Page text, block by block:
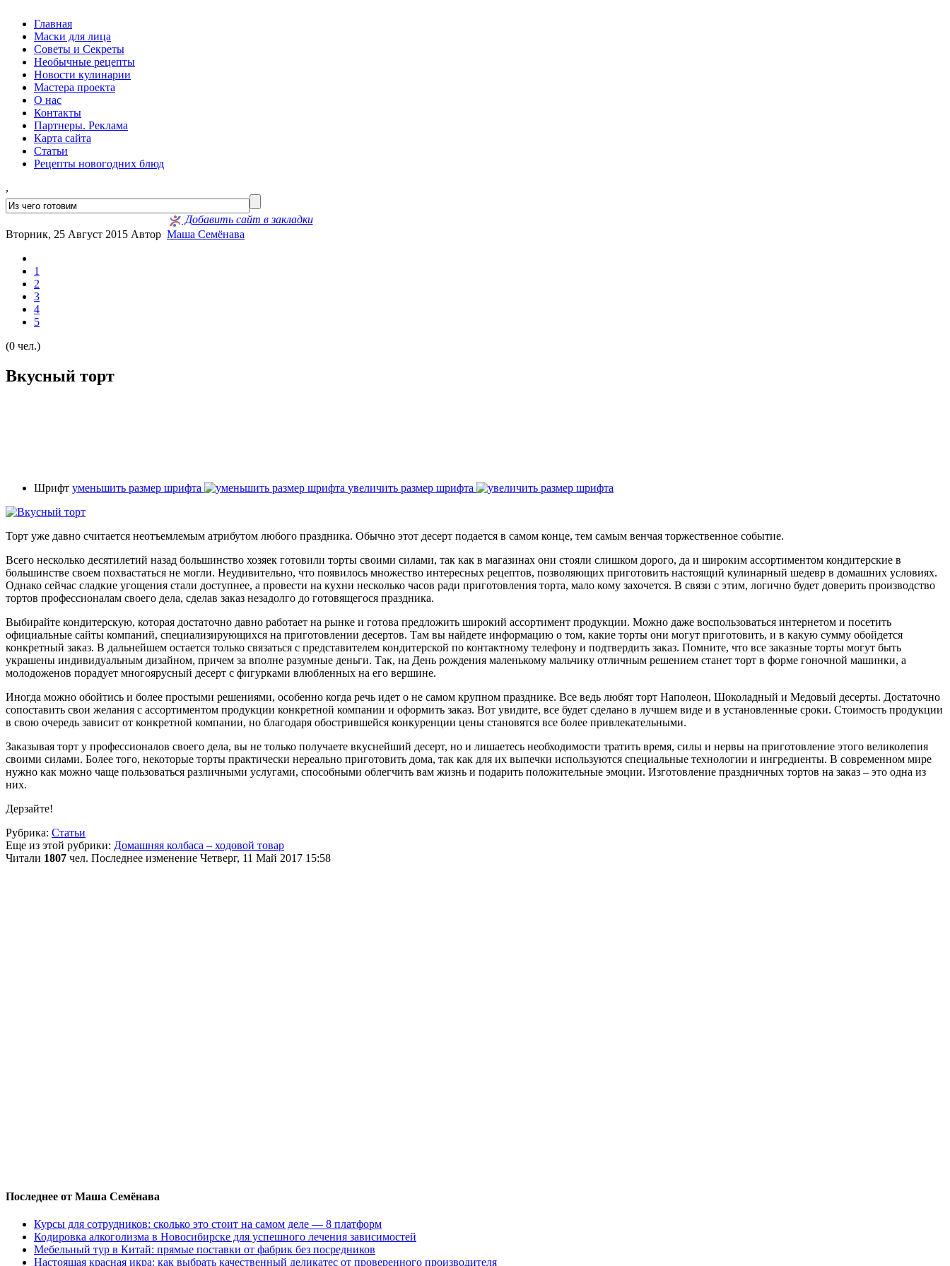
Главная
Маски для лица
Советы и Секреты
Необычные рецепты
Новости кулинарии
Мастера проекта
О нас
Контакты
Партнеры. Реклама
Карта сайта
Статьи
Рецепты новогодних блюд
,
Добавить сайт в закладки
Вторник, 25 Август 2015 Автор Маша Семёнава
1
2
3
4
5
(0 чел.)
Вкусный торт
Шрифт уменьшить размер шрифта увеличить размер шрифта
Торт уже давно считается неотъемлемым атрибутом любого праздника. Обычно этот десерт подается в самом конце, тем самым венчая торжественное событие.
Всего несколько десятилетий назад большинство хозяек готовили торты своими силами, так как в магазинах они стояли слишком дорого, да и широким ассортиментом кондитерские в
большинстве своем похвастаться не могли. Неудивительно, что появилось множество интересных рецептов, позволяющих приготовить настоящий кулинарный шедевр в домашних условиях.
Однако сейчас сладкие угощения стали доступнее, а провести на кухни несколько часов ради приготовления торта, мало кому захочется. В связи с этим, логично будет доверить производство
тортов профессионалам своего дела, сделав заказ незадолго до готовящегося праздника.
Выбирайте кондитерскую, которая достаточно давно работает на рынке и готова предложить широкий ассортимент продукции. Можно даже воспользоваться интернетом и посетить
официальные сайты компаний, специализирующихся на приготовлении десертов. Там вы найдете информацию о том, какие торты они могут приготовить, и в какую сумму обойдется
конкретный заказ. В дальнейшем остается только связаться с представителем кондитерской по контактному телефону и подтвердить заказ. Помните, что все заказные торты могут быть
украшены индивидуальным дизайном, причем за вполне разумные деньги. Так, на День рождения маленькому мальчику отличным решением станет торт в форме гоночной машинки, а
молодоженов порадует многоярусный десерт с фигурками влюбленных на его вершине.
Иногда можно обойтись и более простыми решениями, особенно когда речь идет о не самом крупном празднике. Все ведь любят торт Наполеон, Шоколадный и Медовый десерты. Достаточно
сопоставить свои желания с ассортиментом продукции конкретной компании и оформить заказ. Вот увидите, все будет сделано в лучшем виде и в установленные сроки. Стоимость продукции
в свою очередь зависит от конкретной компании, но благодаря обострившейся конкуренции цены становятся все более привлекательными.
Заказывая торт у профессионалов своего дела, вы не только получаете вкуснейший десерт, но и лишаетесь необходимости тратить время, силы и нервы на приготовление этого великолепия
своими силами. Более того, некоторые торты практически нереально приготовить дома, так как для их выпечки используются специальные технологии и ингредиенты. В современном мире
нужно как можно чаще пользоваться различными услугами, способными облегчить вам жизнь и подарить положительные эмоции. Изготовление праздничных тортов на заказ – это одна из
них.
Дерзайте!
Рубрика: Статьи
Еще из этой рубрики: Домашняя колбаса – ходовой товар
Читали 1807 чел. Последнее изменение Четверг, 11 Май 2017 15:58
Последнее от Маша Семёнава
Курсы для сотрудников: сколько это стоит на самом деле — 8 платформ
Кодировка алкоголизма в Новосибирске для успешного лечения зависимостей
Мебельный тур в Китай: прямые поставки от фабрик без посредников
Настоящая красная икра: как выбрать качественный деликатес от проверенного производителя